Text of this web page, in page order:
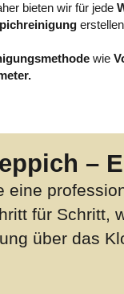
bieten wir für jede
wie
–
eine
für Schritt,
über das